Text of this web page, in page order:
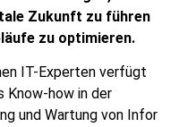
Zukunft zu führen
zu optimieren.
IT-Experten verfügt
Know-how in der
und Wartung von Infor